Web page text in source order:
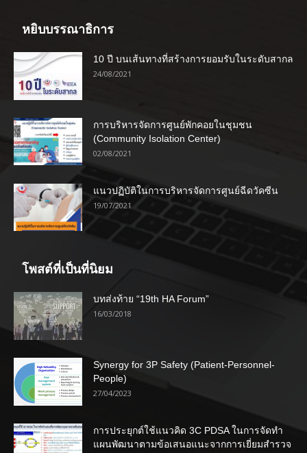
หยิบบรรณาธิการ
10 ปี บนเส้นทางที่สร้างการยอมรับในระดับสากล
24/08/2021
การบริหารจัดการศูนย์พักคอยในชุมชน
(Community Isolation Center)
02/08/2021
แนวปฏิบัติในการบริหารจัดการศูนย์ฉีดวัคซีน
19/07/2021
โพสต์ที่เป็นที่นิยม
บทส่งท้าย “19th HA Forum”
16/03/2018
Synergy for 3P Safety (Patient-Personnel-
People)
27/04/2023
การประยุกต์ใช้แนวคิด 3C PDSA ในการจัดทำ
แผนพัฒนาตามข้อเสนอแนะจากการเยี่ยมสำรวจ